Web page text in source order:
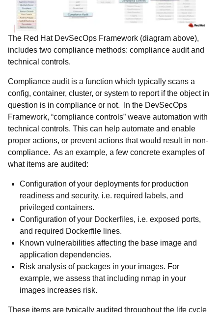
The Red Hat DevSecOps Framework (diagram above),
includes two compliance methods: compliance audit and
technical controls.
Compliance audit is a function which typically scans a
config, container, cluster, or system to report if the object in
question is in compliance or not. In the DevSecOps
Framework, “compliance controls” weave automation with
technical controls. This can help automate and enable
proper actions, or prevent actions that would result in non-
compliance. As an example, a few concrete examples of
what items are audited:
Configuration of your deployments for production
readiness and security, i.e. required labels, and
privileged containers.
Configuration of your Dockerfiles, i.e. exposed ports,
and required Dockerfile lines.
Known vulnerabilities affecting the base image and
application dependencies.
Risk analysis of packages in your images. For
example, we assess that including nmap in your
images increases risk.
These items are typically audited throughout the life cycle